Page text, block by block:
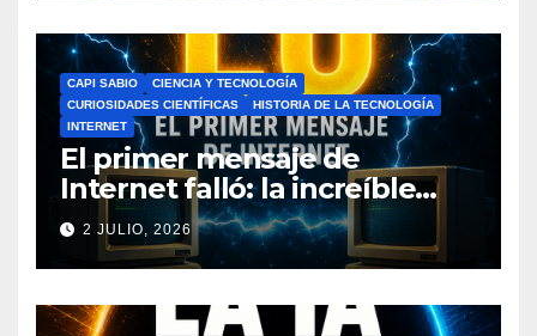
CAPI SABIO
CIENCIA Y TECNOLOGÍA
CURIOSIDADES CIENTÍFICAS
HISTORIA DE LA TECNOLOGÍA
INTERNET
El primer mensaje de
Internet falló: la increíble
historia de ARPANET que
cambió el mundo
2 JULIO, 2026